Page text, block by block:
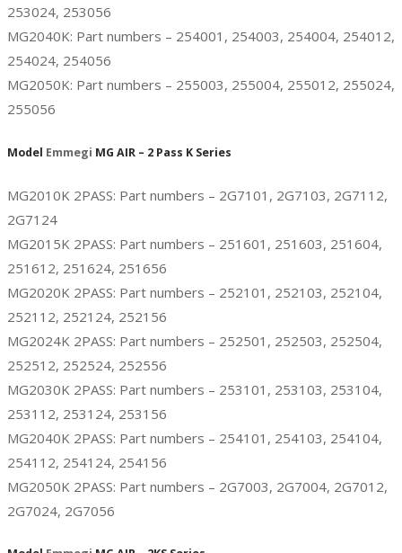
253024, 253056
MG2040K: Part numbers – 254001, 254003, 254004, 254012,
254024, 254056
MG2050K: Part numbers – 255003, 255004, 255012, 255024,
255056
Model Emmegi MG AIR – 2 Pass K Series
MG2010K 2PASS: Part numbers – 2G7101, 2G7103, 2G7112,
2G7124
MG2015K 2PASS: Part numbers – 251601, 251603, 251604,
251612, 251624, 251656
MG2020K 2PASS: Part numbers – 252101, 252103, 252104,
252112, 252124, 252156
MG2024K 2PASS: Part numbers – 252501, 252503, 252504,
252512, 252524, 252556
MG2030K 2PASS: Part numbers – 253101, 253103, 253104,
253112, 253124, 253156
MG2040K 2PASS: Part numbers – 254101, 254103, 254104,
254112, 254124, 254156
MG2050K 2PASS: Part numbers – 2G7003, 2G7004, 2G7012,
2G7024, 2G7056